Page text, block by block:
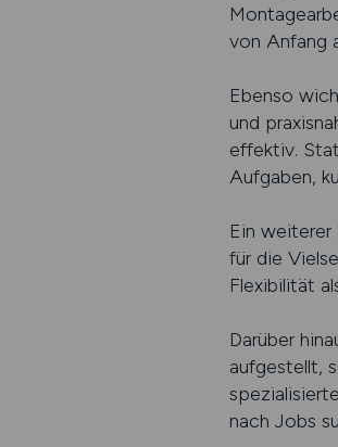
von Anfang
Ebenso
und
effektiv.
Aufgaben,
Ein
für die
Flexibilität
Darüber
aufgestellt,
nach Jobs